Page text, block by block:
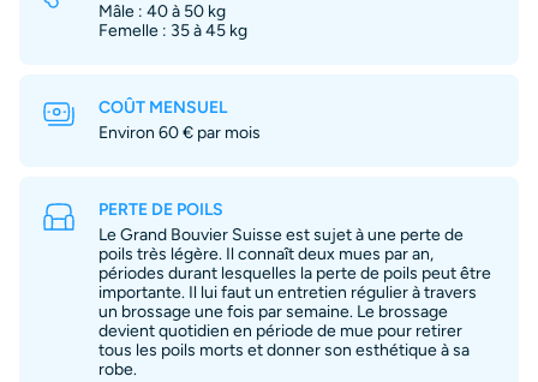
Mâle : 40 à 50 kg
Femelle : 35 à 45 kg
COÛT MENSUEL
Environ 60 € par mois
PERTE DE POILS
Le Grand Bouvier Suisse est sujet à une perte de
poils très légère. Il connaît deux mues par an,
périodes durant lesquelles la perte de poils peut être
importante. Il lui faut un entretien régulier à travers
un brossage une fois par semaine. Le brossage
devient quotidien en période de mue pour retirer
tous les poils morts et donner son esthétique à sa
robe.